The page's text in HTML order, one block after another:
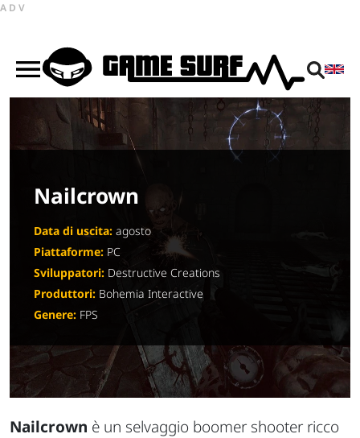
ADV
Nailcrown
Data di uscita: agosto
Piattaforme: PC
Sviluppatori: Destructive Creations
Produttori: Bohemia Interactive
Genere: FPS
Nailcrown è un selvaggio boomer shooter ricco